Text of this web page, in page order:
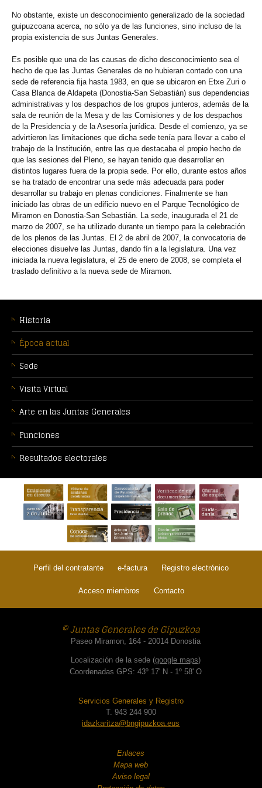
No obstante, existe un desconocimiento generalizado de la sociedad
guipuzcoana acerca, no sólo ya de las funciones, sino incluso de la
propia existencia de sus Juntas Generales.
Es posible que una de las causas de dicho desconocimiento sea el
hecho de que las Juntas Generales de no hubieran contado con una
sede de referencia fija hasta 1983, en que se ubicaron en Etxe Zuri o
Casa Blanca de Aldapeta (Donostia-San Sebastián) sus dependencias
administrativas y los despachos de los grupos junteros, además de la
sala de reunión de la Mesa y de las Comisiones y de los despachos
de la Presidencia y de la Asesoría jurídica. Desde el comienzo, ya se
advirtieron las limitaciones que dicha sede tenía para llevar a cabo el
trabajo de la Institución, entre las que destacaba el propio hecho de
que las sesiones del Pleno, se hayan tenido que desarrollar en
distintos lugares fuera de la propia sede. Por ello, durante estos años
se ha tratado de encontrar una sede más adecuada para poder
desarrollar su trabajo en plenas condiciones. Finalmente se han
iniciado las obras de un edificio nuevo en el Parque Tecnológico de
Miramon en Donostia-San Sebastián. La sede, inaugurada el 21 de
marzo de 2007, se ha utilizado durante un tiempo para la celebración
de los plenos de las Juntas. El 2 de abril de 2007, la convocatoria de
elecciones disuelve las Juntas, dando fín a la legislatura. Una vez
iniciada la nueva legislatura, el 25 de enero de 2008, se completa el
traslado definitivo a la nueva sede de Miramon.
CONTEXTUAL
Historia
Época actual
Sede
Visita Virtual
Arte en las Juntas Generales
Funciones
Resultados electorales
PÁGINA:
Verificación de
documentos por
CSV
Perfil del contratante e-factura Registro electrónico
Acceso miembros Contacto
© Juntas Generales de Gipuzkoa
Paseo Miramon, 164 - 20014 Donostia
Localización de la sede (google maps)
Coordenadas GPS: 43º 17' N - 1º 58' O
Servicios Generales y Registro
T. 943 244 900
idazkaritza@bngipuzkoa.eus
Enlaces
Mapa web
Aviso legal